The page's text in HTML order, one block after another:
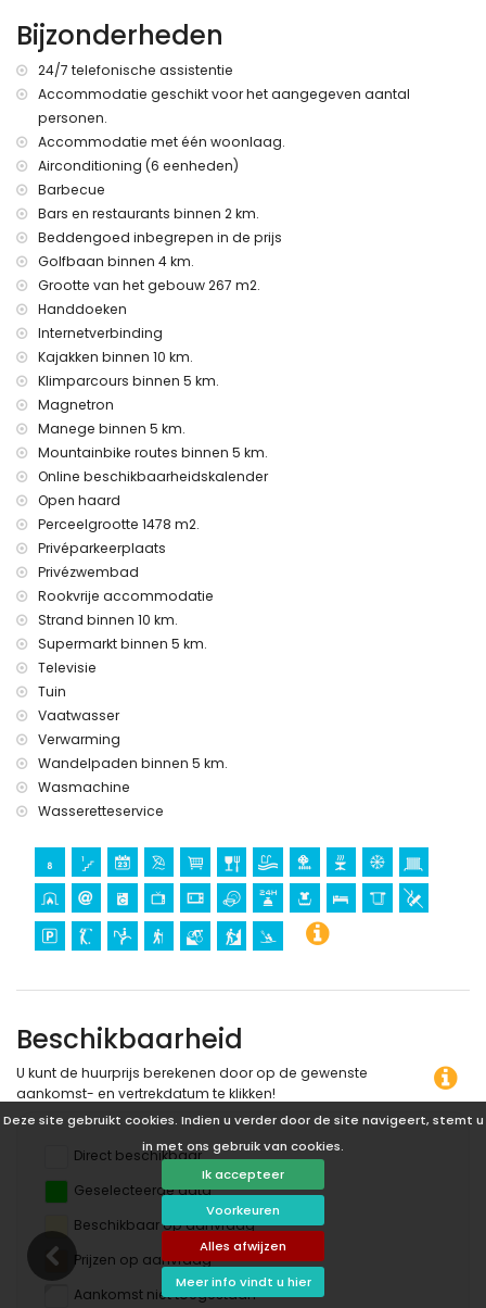
Deze site gebruikt cookies. Indien u verder door de site navigeert, stemt u
in met ons gebruik van cookies.
Ik accepteer
Voorkeuren
Alles afwijzen
Meer info vindt u hier
Ruime tuin met gazon en prachtig uitzicht op de berg
Elektrische poorten geven toegang tot de parkeerplaats
Volledig afgesloten terrein
Extra informatie
Wifi
Bedlinnen en handdoeken inbegrepen
24/7 nood telefoonnummer
(Vloer)verwarming voor de koudere jaargetijden (op
aanvraag en tegen extra betaling)
Zwembadverwarming (op aanvraag en tegen extra
betaling)
Bijzonderheden
24/7 telefonische assistentie
Accommodatie geschikt voor het aangegeven aantal
personen.
Accommodatie met één woonlaag.
Airconditioning (6 eenheden)
Barbecue
Bars en restaurants binnen 2 km.
Beddengoed inbegrepen in de prijs
Golfbaan binnen 4 km.
Grootte van het gebouw 267 m2.
Handdoeken
Internetverbinding
Kajakken binnen 10 km.
Klimparcours binnen 5 km.
Magnetron
Manege binnen 5 km.
Mountainbike routes binnen 5 km.
Online beschikbaarheidskalender
Open haard
Perceelgrootte 1478 m2.
Privéparkeerplaats
Privézwembad
Rookvrije accommodatie
Strand binnen 10 km.
Supermarkt binnen 5 km.
Televisie
Tuin
Vaatwasser
Verwarming
Wandelpaden binnen 5 km.
Wasmachine
Wasseretteservice
Beschikbaarheid
U kunt de huurprijs berekenen door op de gewenste
aankomst- en vertrekdatum te klikken!
Direct beschikbaar
Geselecteerde data
Beschikbaar op aanvraag
Prijzen op aanvraag
Aankomst niet toegestaan